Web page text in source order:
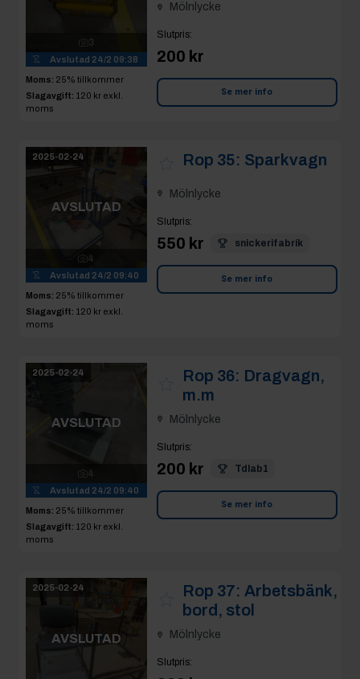
Avslutad 24/2 09:38
Moms: 25% tillkommer
Slagavgift: 120 kr exkl.
moms
Mölnlycke
Slutpris:
200 kr
Se mer info
2025-02-24
AVSLUTAD
4
Avslutad 24/2 09:40
Moms: 25% tillkommer
Slagavgift: 120 kr exkl.
moms
Rop 35: Sparkvagn
Mölnlycke
Slutpris:
550 kr snickerifabrik
Se mer info
2025-02-24
AVSLUTAD
4
Avslutad 24/2 09:40
Moms: 25% tillkommer
Slagavgift: 120 kr exkl.
moms
Rop 36: Dragvagn,
m.m
Mölnlycke
Slutpris:
200 kr Tdlab1
Se mer info
2025-02-24
AVSLUTAD
Rop 37: Arbetsbänk,
bord, stol
Mölnlycke
Slutpris: